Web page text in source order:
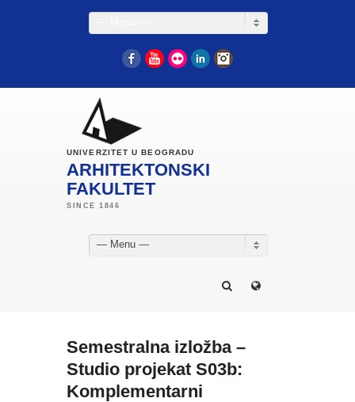
FacebookYouTube
Flickr LinkedIn
UNIVERZITET U BEOGRADU
ARHITEKTONSKI
FAKULTET
— Menu —
Semestralna izložba –
Studio projekat S03b:
Komplementarni